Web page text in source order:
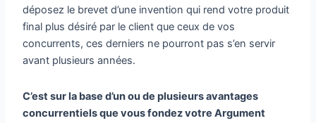
déposez le brevet d’une invention qui rend votre produit
final plus désiré par le client que ceux de vos
concurrents, ces derniers ne pourront pas s’en servir
avant plusieurs années.
C’est sur la base d’un ou de plusieurs avantages
concurrentiels que vous fondez votre Argument